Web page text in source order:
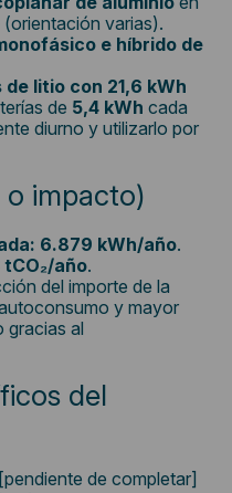
(orientación varias).
e híbrido de
litio con 21,6 kWh
de 5,4 kWh cada
diurno y utilizarlo por
o impacto)
6.879 kWh/año.
tCO₂/año.
del importe de la
y mayor
gracias al
del
[pendiente de completar]